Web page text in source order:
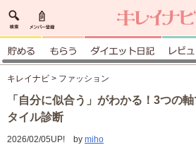
キレイナビ > ファッション
「自分に似合う」がわかる！3つの
タイル診断
2026/02/05UP! by miho